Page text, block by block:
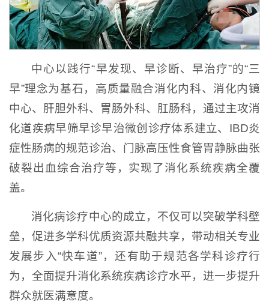
中心以践行“早发现、早诊断、早治疗”的“三
早”理念为基石，高质量融合消化内科、消化内镜
中心、肝胆外科、胃肠外科、肛肠科，通过主攻消
化道疾病早筛早诊早治微创诊疗体系建立、IBD炎
症性肠病的规范诊治、门脉高压性食管胃静脉曲张
破裂出血综合治疗等，实现了消化系统疾病全覆
盖。
消化病诊疗中心的成立，不仅可以突破学科壁
垒，促进多学科优质资源共融共享，带动相关专业
发展步入“快车道”，还有助于规范各学科诊疗行
为，全面提升消化系统疾病诊疗水平，进一步提升
群众就医满意度。